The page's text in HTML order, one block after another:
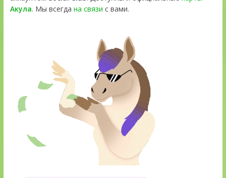
Акула. Мы всегда на связи с вами.